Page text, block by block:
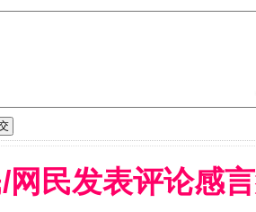
网民发表评论感